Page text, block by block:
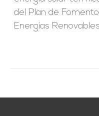
del Plan de
Energías